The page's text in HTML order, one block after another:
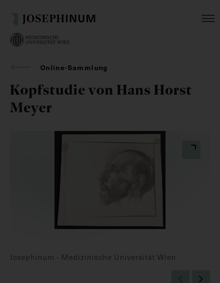
Online-Sammlung
Kopfstudie von Hans Horst
Meyer
Josephinum - Medizinische Universität Wien